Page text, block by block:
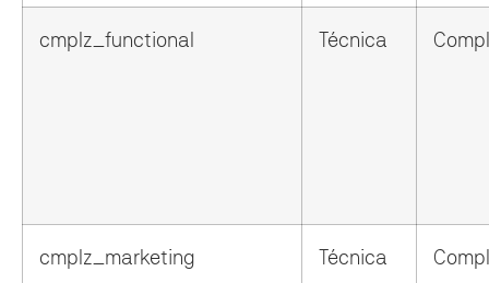
cmplz_functional Técnica
cmplz_marketing Técnica